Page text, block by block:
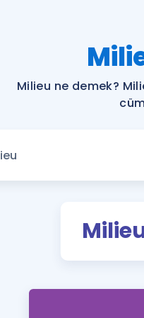
Milieu ne demek?